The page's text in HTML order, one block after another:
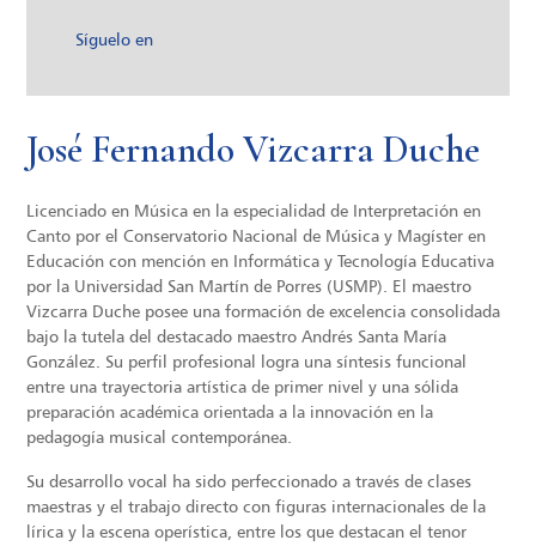
Síguelo en
José Fernando Vizcarra Duche
Licenciado en Música en la especialidad de Interpretación en
Canto por el Conservatorio Nacional de Música y Magíster en
Educación con mención en Informática y Tecnología Educativa
por la Universidad San Martín de Porres (USMP). El maestro
Vizcarra Duche posee una formación de excelencia consolidada
bajo la tutela del destacado maestro Andrés Santa María
González. Su perfil profesional logra una síntesis funcional
entre una trayectoria artística de primer nivel y una sólida
preparación académica orientada a la innovación en la
pedagogía musical contemporánea.
Su desarrollo vocal ha sido perfeccionado a través de clases
maestras y el trabajo directo con figuras internacionales de la
lírica y la escena operística, entre los que destacan el tenor